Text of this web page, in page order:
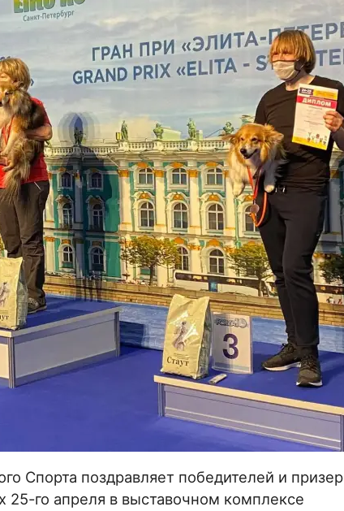
Спорта поздравляет победителей и
го апреля в выставочном комплексе